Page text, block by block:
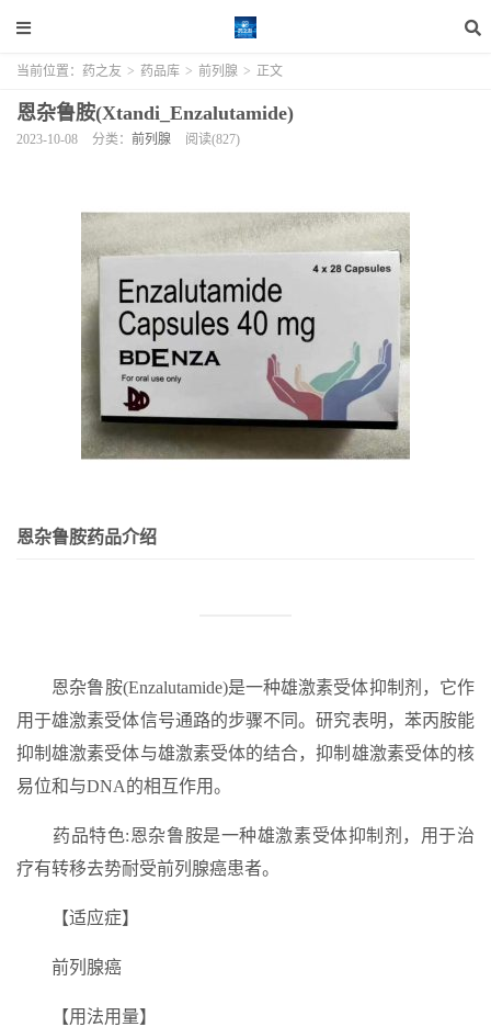
当前位置： 药之友 > 药品库 > 前列腺 > 正文
恩杂鲁胺(Xtandi_Enzalutamide)
2023-10-08 分类： 前列腺 阅读(827)
恩杂鲁胺药品介绍
恩杂鲁胺(Enzalutamide)是一种雄激素受体抑制剂，它作
用于雄激素受体信号通路的步骤不同。研究表明，苯丙胺能
抑制雄激素受体与雄激素受体的结合，抑制雄激素受体的核
易位和与DNA的相互作用。
药品特色:恩杂鲁胺是一种雄激素受体抑制剂，用于治
疗有转移去势耐受前列腺癌患者。
【适应症】
前列腺癌
【用法用量】